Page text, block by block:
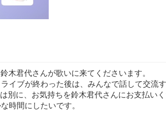
木君代さんが歌いに来てくださいます。
イブが終わった後は、みんなで話して交流す
に、お気持ちを鈴木君代さんにお支払いく
時間にしたいです。